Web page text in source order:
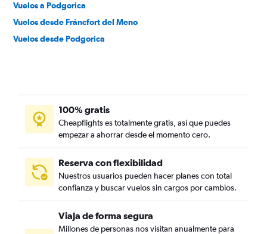
Vuelos a Podgorica
Vuelos desde Fráncfort del Meno
Vuelos desde Podgorica
100% gratis
Cheapflights es totalmente gratis, así que puedes
empezar a ahorrar desde el momento cero.
Reserva con flexibilidad
Nuestros usuarios pueden hacer planes con total
confianza y buscar vuelos sin cargos por cambios.
Viaja de forma segura
Millones de personas nos visitan anualmente para